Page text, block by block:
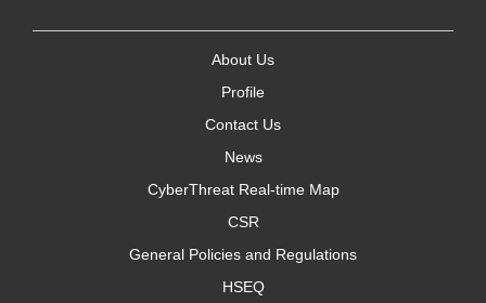
About Us
Profile
Contact Us
News
CyberThreat Real-time Map
CSR
General Policies and Regulations
HSEQ